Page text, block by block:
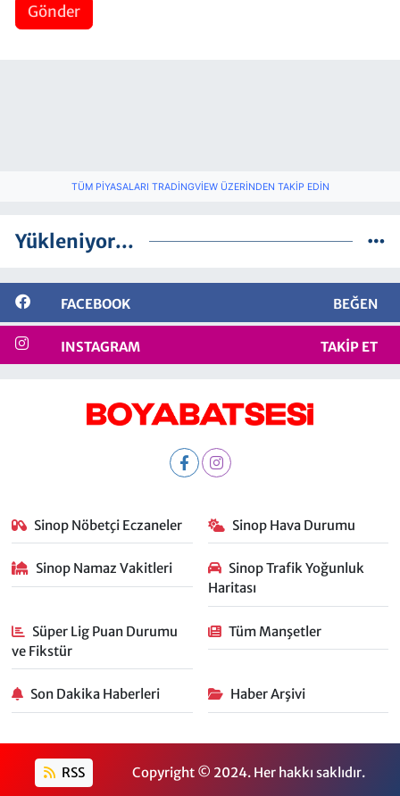
Gönder
TÜM PIYASALARI TRADINGVIEW ÜZERINDEN TAKIP EDIN
Yükleniyor...
FACEBOOK BEĞEN
INSTAGRAM TAKIP ET
Sinop Nöbetçi Eczaneler Sinop Hava Durumu
Sinop Namaz Vakitleri
Sinop Trafik Yoğunluk
Haritası
Süper Lig Puan Durumu
ve Fikstür
Tüm Manşetler
Son Dakika Haberleri Haber Arşivi
RSS Copyright © 2024. Her hakkı saklıdır.